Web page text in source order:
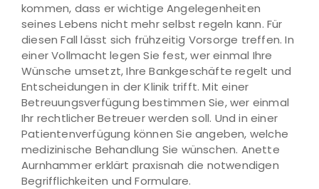
kommen, dass er wichtige Angelegenheiten
seines Lebens nicht mehr selbst regeln kann. Für
diesen Fall lässt sich frühzeitig Vorsorge treffen. In
einer Vollmacht legen Sie fest, wer einmal Ihre
Wünsche umsetzt, Ihre Bankgeschäfte regelt und
Entscheidungen in der Klinik trifft. Mit einer
Betreuungsverfügung bestimmen Sie, wer einmal
Ihr rechtlicher Betreuer werden soll. Und in einer
Patientenverfügung können Sie angeben, welche
medizinische Behandlung Sie wünschen. Anette
Aurnhammer erklärt praxisnah die notwendigen
Begrifflichkeiten und Formulare.